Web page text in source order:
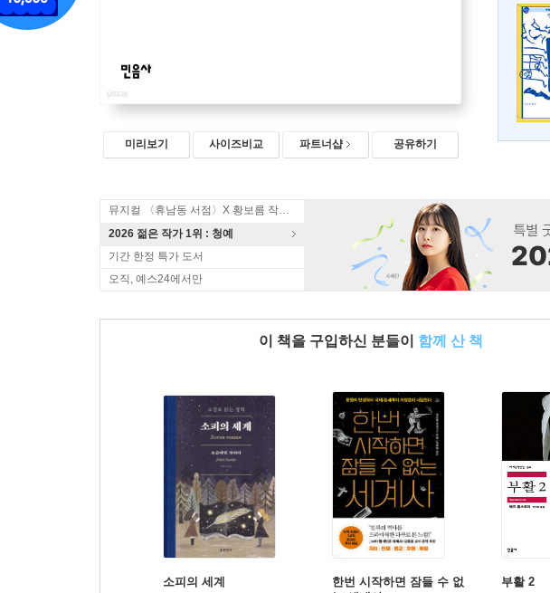
미리보기 사이즈비교 파트너샵 공유하기
뮤지컬 〈휴남동 서점〉X 황보름 작가 북토크
2026 젊은 작가 1위 : 청예
기간 한정 특가 도서
오직, 예스24에서만
이 책을 구입하신 분들이 함께 산 책
소피의 세계
한번 시작하면 잠들 수 없
부활 2